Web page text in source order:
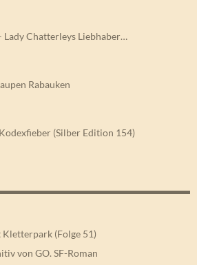
Lady Chatterleys Liebhaber…
Rabauken
(Silber Edition 154)
Kletterpark (Folge 51)
von GO. SF-Roman